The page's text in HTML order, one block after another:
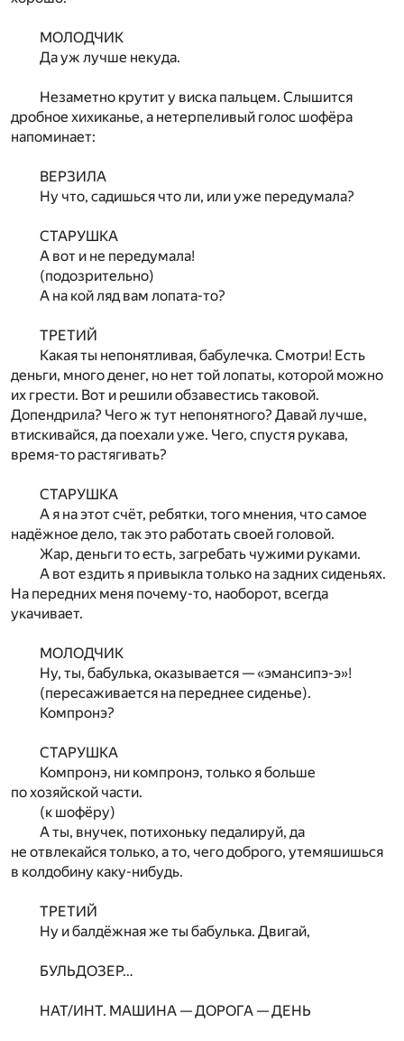
МОЛОДЧИК
Да уж лучше некуда.
Незаметно крутит у виска пальцем. Слышится
дробное хихиканье, а нетерпеливый голос шофёра
напоминает:
ВЕРЗИЛА
Ну что, садишься что ли, или уже передумала?
СТАРУШКА
А вот и не передумала!
(подозрительно)
А на кой ляд вам лопата-то?
ТРЕТИЙ
Какая ты непонятливая, бабулечка. Смотри! Есть
деньги, много денег, но нет той лопаты, которой можно
их грести. Вот и решили обзавестись таковой.
Допендрила? Чего ж тут непонятного? Давай лучше,
втискивайся, да поехали уже. Чего, спустя рукава,
время-то растягивать?
СТАРУШКА
А я на этот счёт, ребятки, того мнения, что самое
надёжное дело, так это работать своей головой.
Жар, деньги то есть, загребать чужими руками.
А вот ездить я привыкла только на задних сиденьях.
На передних меня почему-то, наоборот, всегда
укачивает.
МОЛОДЧИК
Ну, ты, бабулька, оказывается — «эмансипэ-э»!
(пересаживается на переднее сиденье).
Компронэ?
СТАРУШКА
Компронэ, ни компронэ, только я больше
по хозяйской части.
(к шофёру)
А ты, внучек, потихоньку педалируй, да
не отвлекайся только, а то, чего доброго, утемяшишься
в колдобину каку-нибудь.
ТРЕТИЙ
Ну и балдёжная же ты бабулька. Двигай,
БУЛЬДОЗЕР…
НАТ/ИНТ. МАШИНА — ДОРОГА — ДЕНЬ